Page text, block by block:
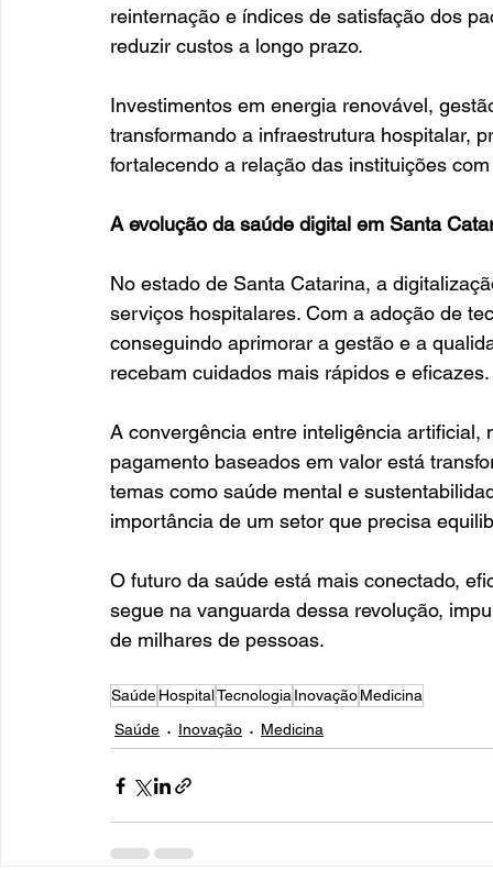
reinternação e índices de satisfação dos
reduzir custos a longo prazo.
Investimentos em energia renovável,
transformando a infraestrutura hospitalar,
fortalecendo a relação das instituições
A evolução da saúde digital em Santa
No estado de Santa Catarina, a
serviços hospitalares. Com a adoção de
conseguindo aprimorar a gestão e a
recebam cuidados mais rápidos e eficazes.
A convergência entre inteligência
pagamento baseados em valor está
temas como saúde mental e
importância de um setor que precisa
O futuro da saúde está mais conectado,
segue na vanguarda dessa revolução,
de milhares de pessoas.
SaúdeHospitalTecnologiaInovaçãoMedicina
Saúde
Inovação Medicina